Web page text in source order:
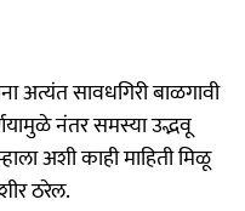
अत्यंत सावधगिरी बाळगावी
नंतर समस्या उद्भवू
अशी काही माहिती मिळू
ठरेल.